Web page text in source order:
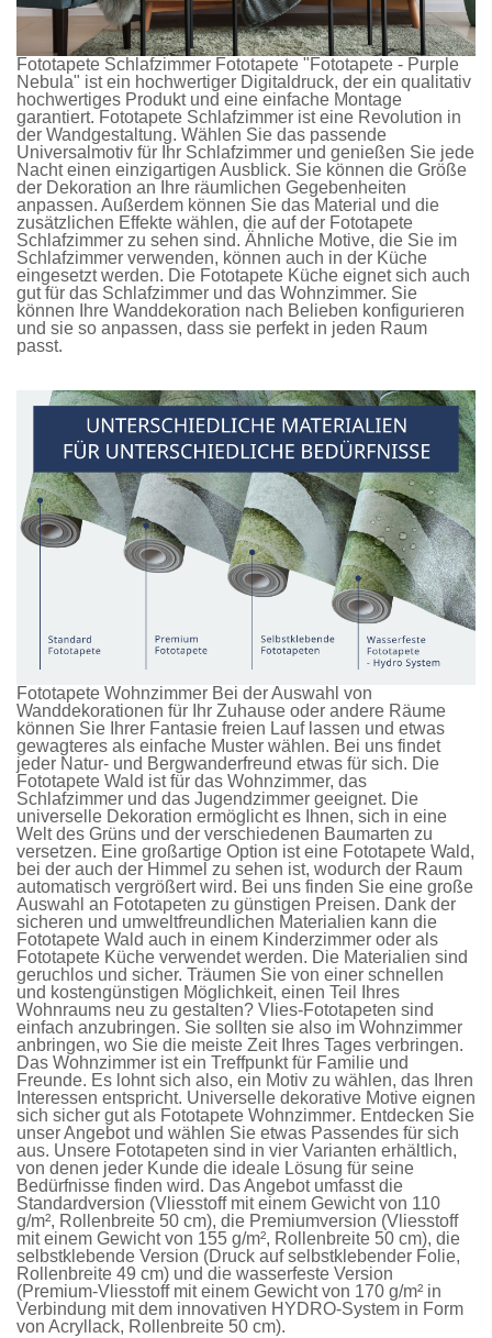
Fototapete Schlafzimmer Fototapete "Fototapete - Purple
Nebula" ist ein hochwertiger Digitaldruck, der ein qualitativ
hochwertiges Produkt und eine einfache Montage
garantiert. Fototapete Schlafzimmer ist eine Revolution in
der Wandgestaltung. Wählen Sie das passende
Universalmotiv für Ihr Schlafzimmer und genießen Sie jede
Nacht einen einzigartigen Ausblick. Sie können die Größe
der Dekoration an Ihre räumlichen Gegebenheiten
anpassen. Außerdem können Sie das Material und die
zusätzlichen Effekte wählen, die auf der Fototapete
Schlafzimmer zu sehen sind. Ähnliche Motive, die Sie im
Schlafzimmer verwenden, können auch in der Küche
eingesetzt werden. Die Fototapete Küche eignet sich auch
gut für das Schlafzimmer und das Wohnzimmer. Sie
können Ihre Wanddekoration nach Belieben konfigurieren
und sie so anpassen, dass sie perfekt in jeden Raum
passt.
Fototapete Wohnzimmer Bei der Auswahl von
Wanddekorationen für Ihr Zuhause oder andere Räume
können Sie Ihrer Fantasie freien Lauf lassen und etwas
gewagteres als einfache Muster wählen. Bei uns findet
jeder Natur- und Bergwanderfreund etwas für sich. Die
Fototapete Wald ist für das Wohnzimmer, das
Schlafzimmer und das Jugendzimmer geeignet. Die
universelle Dekoration ermöglicht es Ihnen, sich in eine
Welt des Grüns und der verschiedenen Baumarten zu
versetzen. Eine großartige Option ist eine Fototapete Wald,
bei der auch der Himmel zu sehen ist, wodurch der Raum
automatisch vergrößert wird. Bei uns finden Sie eine große
Auswahl an Fototapeten zu günstigen Preisen. Dank der
sicheren und umweltfreundlichen Materialien kann die
Fototapete Wald auch in einem Kinderzimmer oder als
Fototapete Küche verwendet werden. Die Materialien sind
geruchlos und sicher. Träumen Sie von einer schnellen
und kostengünstigen Möglichkeit, einen Teil Ihres
Wohnraums neu zu gestalten? Vlies-Fototapeten sind
einfach anzubringen. Sie sollten sie also im Wohnzimmer
anbringen, wo Sie die meiste Zeit Ihres Tages verbringen.
Das Wohnzimmer ist ein Treffpunkt für Familie und
Freunde. Es lohnt sich also, ein Motiv zu wählen, das Ihren
Interessen entspricht. Universelle dekorative Motive eignen
sich sicher gut als Fototapete Wohnzimmer. Entdecken Sie
unser Angebot und wählen Sie etwas Passendes für sich
aus. Unsere Fototapeten sind in vier Varianten erhältlich,
von denen jeder Kunde die ideale Lösung für seine
Bedürfnisse finden wird. Das Angebot umfasst die
Standardversion (Vliesstoff mit einem Gewicht von 110
g/m², Rollenbreite 50 cm), die Premiumversion (Vliesstoff
mit einem Gewicht von 155 g/m², Rollenbreite 50 cm), die
selbstklebende Version (Druck auf selbstklebender Folie,
Rollenbreite 49 cm) und die wasserfeste Version
(Premium-Vliesstoff mit einem Gewicht von 170 g/m² in
Verbindung mit dem innovativen HYDRO-System in Form
von Acryllack, Rollenbreite 50 cm).